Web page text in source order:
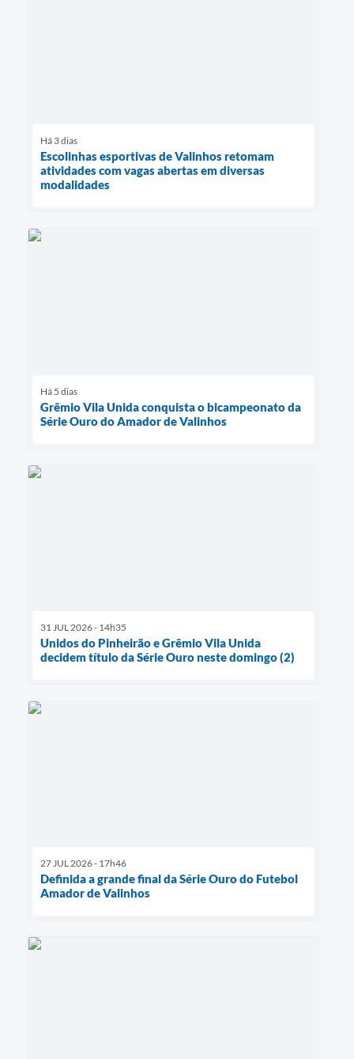
Há 3 dias
Escolinhas esportivas de Valinhos retomam
atividades com vagas abertas em diversas
modalidades
Há 5 dias
Grêmio Vila Unida conquista o bicampeonato da
Série Ouro do Amador de Valinhos
31 JUL 2026 - 14h35
Unidos do Pinheirão e Grêmio Vila Unida
decidem título da Série Ouro neste domingo (2)
27 JUL 2026 - 17h46
Definida a grande final da Série Ouro do Futebol
Amador de Valinhos